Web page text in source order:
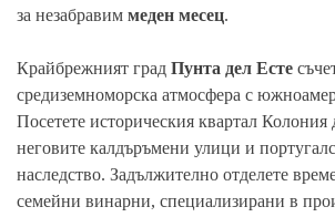
за незабравим меден месец.
Крайбрежният град Пунта дел Есте
средиземноморска атмосфера с
Посетете историческия квартал Колония
неговите калдъръмени улици и
наследство. Задължително отделете
семейни винарни, специализирани в